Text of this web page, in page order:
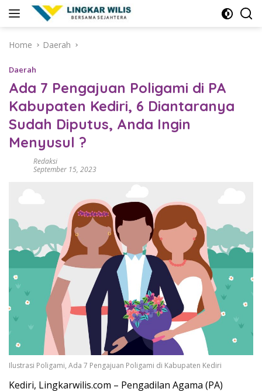
Home
Daerah
Daerah
Ada 7 Pengajuan Poligami di PA
Kabupaten Kediri, 6 Diantaranya
Sudah Diputus, Anda Ingin
Menyusul ?
Redaksi
September 15, 2023
Ilustrasi Poligami, Ada 7 Pengajuan Poligami di Kabupaten Kediri
Kediri, Lingkarwilis.com – Pengadilan Agama (PA)